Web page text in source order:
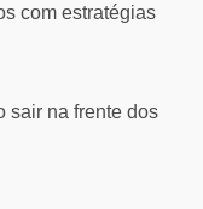
com estratégias
sair na frente dos